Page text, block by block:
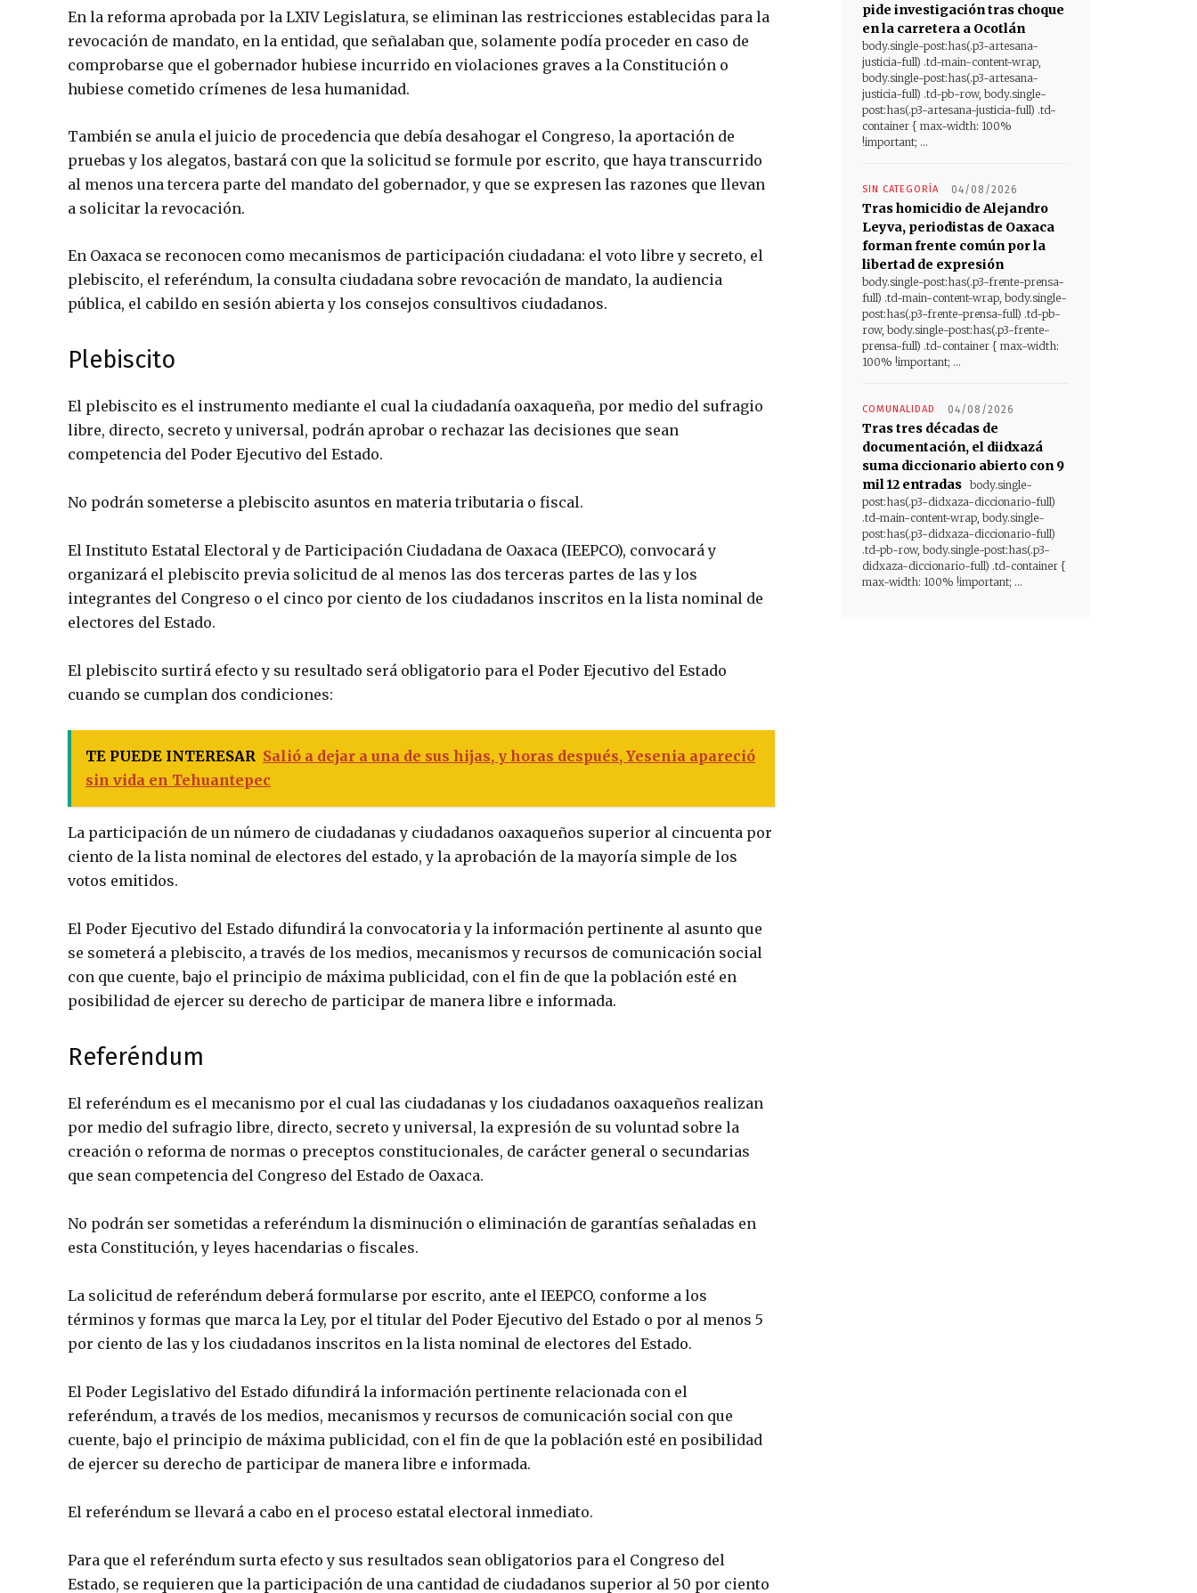
En la reforma aprobada por la LXIV Legislatura, se eliminan las restricciones establecidas para la
revocación de mandato, en la entidad, que señalaban que, solamente podía proceder en caso de
comprobarse que el gobernador hubiese incurrido en violaciones graves a la Constitución o
hubiese cometido crímenes de lesa humanidad.
También se anula el juicio de procedencia que debía desahogar el Congreso, la aportación de
pruebas y los alegatos, bastará con que la solicitud se formule por escrito, que haya transcurrido
al menos una tercera parte del mandato del gobernador, y que se expresen las razones que llevan
a solicitar la revocación.
En Oaxaca se reconocen como mecanismos de participación ciudadana: el voto libre y secreto, el
plebiscito, el referéndum, la consulta ciudadana sobre revocación de mandato, la audiencia
pública, el cabildo en sesión abierta y los consejos consultivos ciudadanos.
Plebiscito
El plebiscito es el instrumento mediante el cual la ciudadanía oaxaqueña, por medio del sufragio
libre, directo, secreto y universal, podrán aprobar o rechazar las decisiones que sean
competencia del Poder Ejecutivo del Estado.
No podrán someterse a plebiscito asuntos en materia tributaria o fiscal.
El Instituto Estatal Electoral y de Participación Ciudadana de Oaxaca (IEEPCO), convocará y
organizará el plebiscito previa solicitud de al menos las dos terceras partes de las y los
integrantes del Congreso o el cinco por ciento de los ciudadanos inscritos en la lista nominal de
electores del Estado.
El plebiscito surtirá efecto y su resultado será obligatorio para el Poder Ejecutivo del Estado
cuando se cumplan dos condiciones:
TE PUEDE INTERESAR Salió a dejar a una de sus hijas, y horas después, Yesenia apareció
sin vida en Tehuantepec
La participación de un número de ciudadanas y ciudadanos oaxaqueños superior al cincuenta por
ciento de la lista nominal de electores del estado, y la aprobación de la mayoría simple de los
votos emitidos.
El Poder Ejecutivo del Estado difundirá la convocatoria y la información pertinente al asunto que
se someterá a plebiscito, a través de los medios, mecanismos y recursos de comunicación social
con que cuente, bajo el principio de máxima publicidad, con el fin de que la población esté en
posibilidad de ejercer su derecho de participar de manera libre e informada.
Referéndum
El referéndum es el mecanismo por el cual las ciudadanas y los ciudadanos oaxaqueños realizan
por medio del sufragio libre, directo, secreto y universal, la expresión de su voluntad sobre la
creación o reforma de normas o preceptos constitucionales, de carácter general o secundarias
que sean competencia del Congreso del Estado de Oaxaca.
No podrán ser sometidas a referéndum la disminución o eliminación de garantías señaladas en
esta Constitución, y leyes hacendarias o fiscales.
La solicitud de referéndum deberá formularse por escrito, ante el IEEPCO, conforme a los
términos y formas que marca la Ley, por el titular del Poder Ejecutivo del Estado o por al menos 5
por ciento de las y los ciudadanos inscritos en la lista nominal de electores del Estado.
El Poder Legislativo del Estado difundirá la información pertinente relacionada con el
referéndum, a través de los medios, mecanismos y recursos de comunicación social con que
cuente, bajo el principio de máxima publicidad, con el fin de que la población esté en posibilidad
de ejercer su derecho de participar de manera libre e informada.
El referéndum se llevará a cabo en el proceso estatal electoral inmediato.
Para que el referéndum surta efecto y sus resultados sean obligatorios para el Congreso del
Estado, se requieren que la participación de una cantidad de ciudadanos superior al 50 por ciento
pide investigación tras choque
en la carretera a Ocotlán
body.single-post:has(.p3-artesana-
justicia-full) .td-main-content-wrap,
body.single-post:has(.p3-artesana-
justicia-full) .td-pb-row, body.single-
post:has(.p3-artesana-justicia-full) .td-
container { max-width: 100%
!important; ...
SIN CATEGORÍA 04/08/2026
Tras homicidio de Alejandro
Leyva, periodistas de Oaxaca
forman frente común por la
libertad de expresión
body.single-post:has(.p3-frente-prensa-
full) .td-main-content-wrap, body.single-
post:has(.p3-frente-prensa-full) .td-pb-
row, body.single-post:has(.p3-frente-
prensa-full) .td-container { max-width:
100% !important; ...
COMUNALIDAD 04/08/2026
Tras tres décadas de
documentación, el diidxazá
suma diccionario abierto con 9
mil 12 entradas body.single-
post:has(.p3-didxaza-diccionario-full)
.td-main-content-wrap, body.single-
post:has(.p3-didxaza-diccionario-full)
.td-pb-row, body.single-post:has(.p3-
didxaza-diccionario-full) .td-container {
max-width: 100% !important; ...